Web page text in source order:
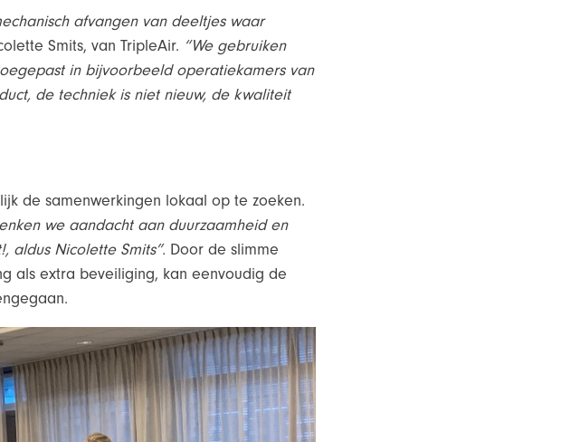
afvangen van deeltjes waar
Smits, van TripleAir. “We gebruiken
in bijvoorbeeld operatiekamers van
de techniek is niet nieuw, de kwaliteit
de samenwerkingen lokaal op te zoeken.
we aandacht aan duurzaamheid en
aldus Nicolette Smits”. Door de slimme
als extra beveiliging, kan eenvoudig de